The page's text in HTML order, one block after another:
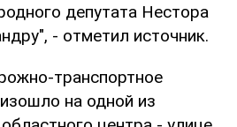
депутата Нестора
- отметил источник.
транспортное
на одной из